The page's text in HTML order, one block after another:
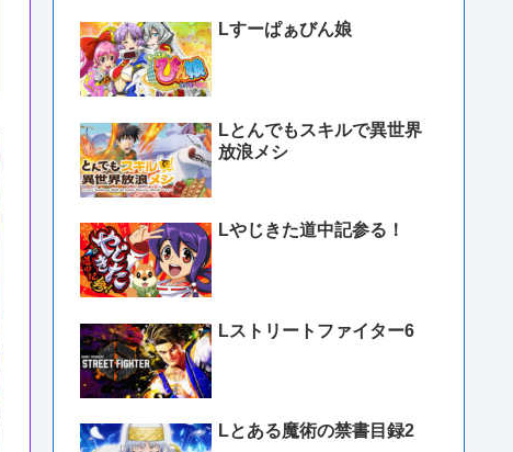
Lすーぱぁびん娘
Lとんでもスキルで異世界
放浪メシ
Lやじきた道中記参る！
Lストリートファイター6
Lとある魔術の禁書目録2